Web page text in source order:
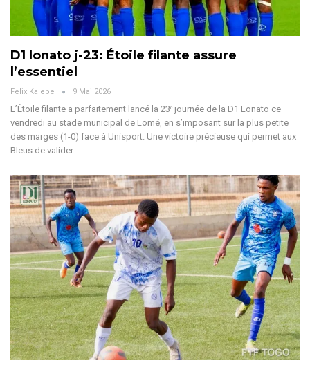
D1 lonato j-23: Étoile filante assure
l’essentiel
Felix Kalepe 9 Mai 2026
L’Étoile filante a parfaitement lancé la 23ᵉ journée de la D1 Lonato ce
vendredi au stade municipal de Lomé, en s’imposant sur la plus petite
des marges (1-0) face à Unisport. Une victoire précieuse qui permet aux
Bleus de valider…